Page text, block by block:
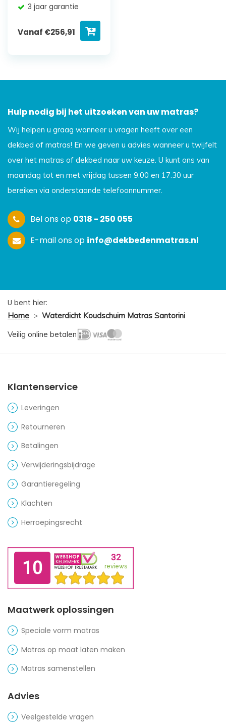
3 jaar garantie
Vanaf €256,91
Hulp nodig bij het uitzoeken van uw matras?
Wij helpen u graag wanneer u vragen heeft over een
dekbed of matras! En we geven u advies wanneer u twijfelt
over het matras of dekbed naar uw keuze. U kunt ons van
maandag tot en met vrijdag tussen 9.00 en 17.30 uur
bereiken via onderstaande telefoonnummer.
Bel ons op 0318 - 250 055
E-mail ons op info@dekbedenmatras.nl
U bent hier:
Home > Waterdicht Koudschuim Matras Santorini
Veilig online betalen
Klantenservice
Leveringen
Retourneren
Betalingen
Verwijderingsbijdrage
Garantieregeling
Klachten
Herroepingsrecht
Maatwerk oplossingen
Speciale vorm matras
Matras op maat laten maken
Matras samenstellen
Advies
Veelgestelde vragen